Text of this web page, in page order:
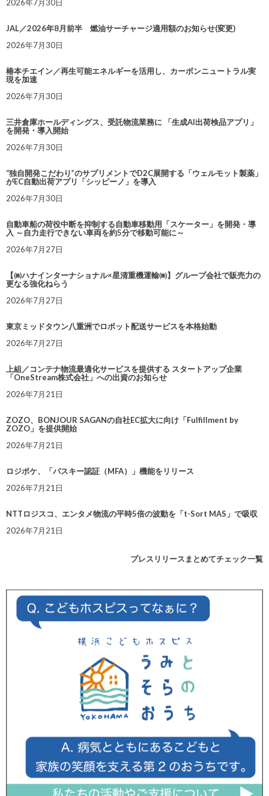
2026年7月30日
JAL／2026年8月前半 燃油サーチャージ適用額のお知らせ(変更)
2026年7月30日
椿本チエイン／再生可能エネルギーを活用し、カーボンニュートラル実
現を加速
2026年7月30日
三井倉庫ホールディングス、受託物流業務に 「生成AI出荷検品アプリ」
を開発・導入開始
2026年7月30日
“独自開発こだわり”のサプリメントでD2C展開する「ウェルモット製薬」
がEC自動出荷アプリ「シッピーノ」を導入
2026年7月30日
自動車船の荷役中断を抑制する自動車移動用「スケーター」を開発・導
入 ～自力走行できない車両を約5分で移動可能に～
2026年7月27日
【㈱ハナインターナショナル×星清重機運輸㈱】グループ会社で販売力の
更なる強化ねらう
2026年7月27日
東京ミッドタウン八重洲でロボット配送サービスを本格始動
2026年7月27日
上組／コンテナ物流最適化サービスを提供する スタートアップ企業
「OneStream株式会社」への出資のお知らせ
2026年7月21日
ZOZO、BONJOUR SAGANの自社EC拡大に向け「Fulfillment by
ZOZO」を提供開始
2026年7月21日
ロジポケ、「パスキー認証（MFA）」機能をリリース
2026年7月21日
NTTロジスコ、エンタメ物流の平時5倍の波動を「t-Sort MAS」で吸収
2026年7月21日
プレスリリースまとめてチェック一覧